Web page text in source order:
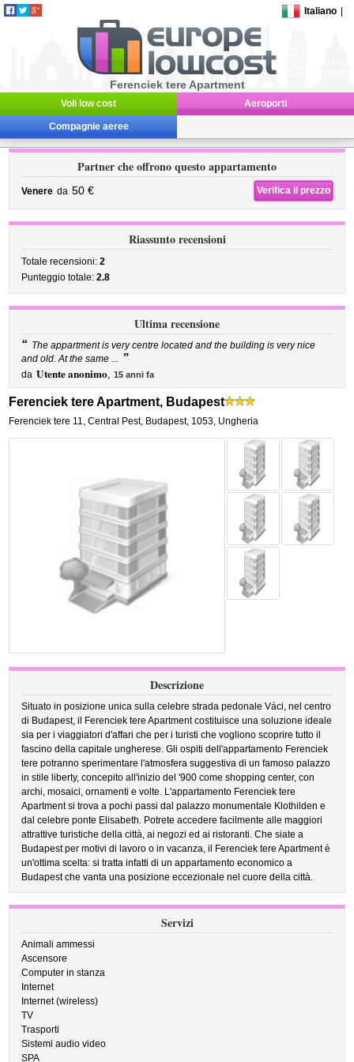
Italiano
Ferenciek tere Apartment
Voli low cost Aeroporti
Compagnie aeree
Partner che offrono questo appartamento
Venere da 50 € Verifica il prezzo
Riassunto recensioni
Totale recensioni:2
Punteggio totale:2.8
Ultima recensione
“ The appartment is very centre located and the building is very nice
and old. At the same ... ”
da Utente anonimo, 15 anni fa
Ferenciek tere Apartment, Budapest
Ferenciek tere 11,Central Pest, Budapest, 1053, Ungheria
Descrizione
Situato in posizione unica sulla celebre strada pedonale Váci, nel centro
di Budapest, il Ferenciek tere Apartment costituisce una soluzione ideale
sia per i viaggiatori d'affari che per i turisti che vogliono scoprire tutto il
fascino della capitale ungherese. Gli ospiti dell'appartamento Ferenciek
tere potranno sperimentare l'atmosfera suggestiva di un famoso palazzo
in stile liberty, concepito all'inizio del '900 come shopping center, con
archi, mosaici, ornamenti e volte. L'appartamento Ferenciek tere
Apartment si trova a pochi passi dal palazzo monumentale Klothilden e
dal celebre ponte Elisabeth. Potrete accedere facilmente alle maggiori
attrattive turistiche della città, ai negozi ed ai ristoranti. Che siate a
Budapest per motivi di lavoro o in vacanza, il Ferenciek tere Apartment è
un'ottima scelta: si tratta infatti di un appartamento economico a
Budapest che vanta una posizione eccezionale nel cuore della città.
Servizi
Animali ammessi
Ascensore
Computer in stanza
Internet
Internet (wireless)
TV
Trasporti
Sistemi audio video
SPA